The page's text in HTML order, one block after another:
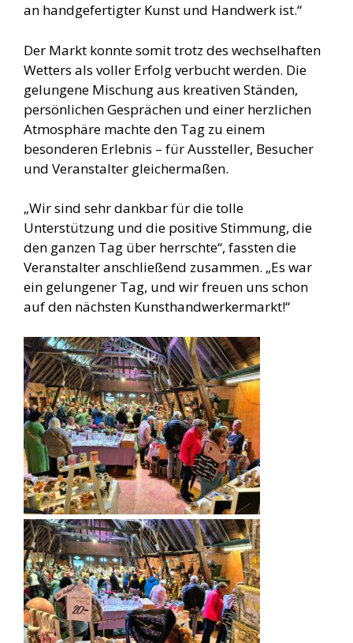
an handgefertigter Kunst und Handwerk ist.“
Der Markt konnte somit trotz des wechselhaften
Wetters als voller Erfolg verbucht werden. Die
gelungene Mischung aus kreativen Ständen,
persönlichen Gesprächen und einer herzlichen
Atmosphäre machte den Tag zu einem
besonderen Erlebnis – für Aussteller, Besucher
und Veranstalter gleichermaßen.
„Wir sind sehr dankbar für die tolle
Unterstützung und die positive Stimmung, die
den ganzen Tag über herrschte“, fassten die
Veranstalter anschließend zusammen. „Es war
ein gelungener Tag, und wir freuen uns schon
auf den nächsten Kunsthandwerkermarkt!“